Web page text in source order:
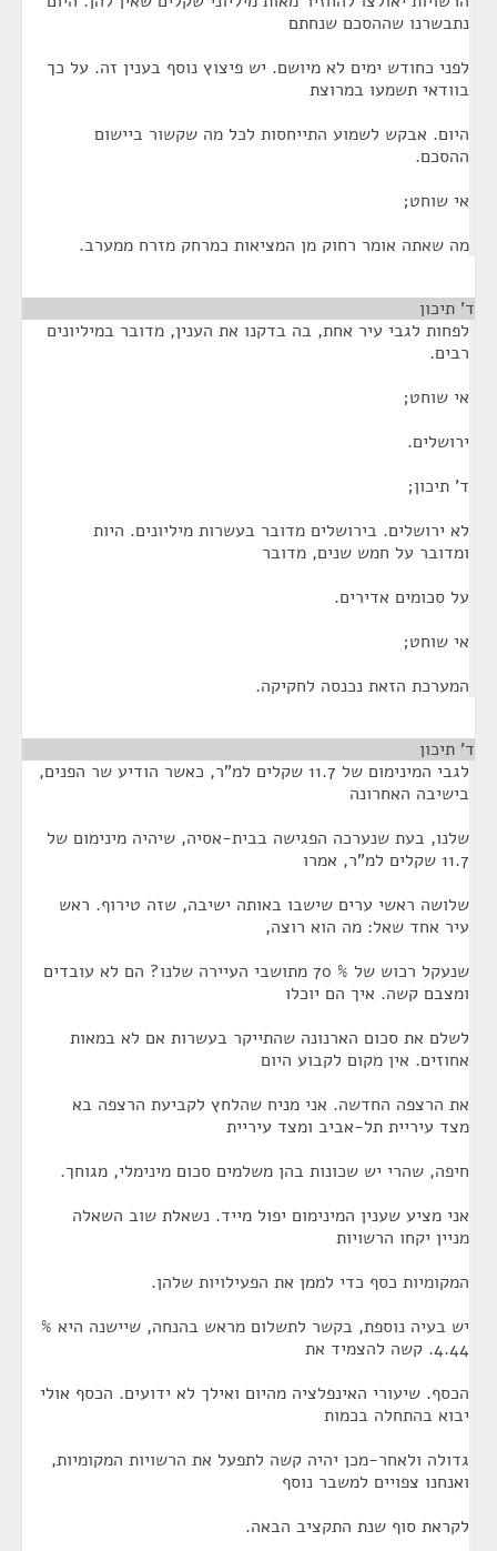
נתבשרנו שההסכם שנחתם
לפני כחודש ימים לא מיושם. יש פיצוץ נוסף בענין זה. על כך
בוודאי תשמעו במרוצת
היום. אבקש לשמוע התייחסות לכל מה שקשור ביישום
ההסכם.
אי שוחט;
מה שאתה אומר רחוק מן המציאות כמרחק מזרח ממערב.
ד' תיכון
לפחות לגבי עיר אחת, בה בדקנו את הענין, מדובר במיליונים
רבים.
אי שוחט;
ירושלים.
ד' תיכון;
לא ירושלים. בירושלים מדובר בעשרות מיליונים. היות
ומדובר על חמש שנים, מדובר
על סכומים אדירים.
אי שוחט;
המערכת הזאת נכנסה לחקיקה.
ד' תיכון
לגבי המינימום של 11.7 שקלים למ"ר, כאשר הודיע שר הפנים,
בישיבה האחרונה
שלנו, בעת שנערכה הפגישה בבית-אסיה, שיהיה מינימום של
11.7 שקלים למ"ר, אמרו
שלושה ראשי ערים שישבו באותה ישיבה, שזה טירוף. ראש
עיר אחד שאל: מה הוא רוצה,
שנעקל רכוש של % 70 מתושבי העיירה שלנו? הם לא עובדים
ומצבם קשה. איך הם יוכלו
לשלם את סכום הארנונה שהתייקר בעשרות אם לא במאות
אחוזים. אין מקום לקבוע היום
את הרצפה החדשה. אני מניח שהלחץ לקביעת הרצפה בא
מצד עיריית תל-אביב ומצד עיריית
חיפה, שהרי יש שכונות בהן משלמים סכום מינימלי, מגוחך.
אני מציע שענין המינימום יפול מייד. נשאלת שוב השאלה
מניין יקחו הרשויות
המקומיות כסף כדי לממן את הפעילויות שלהן.
יש בעיה נוספת, בקשר לתשלום מראש בהנחה, שיישנה היא %
4.44. קשה להצמיד את
הכסף. שיעורי האינפלציה מהיום ואילך לא ידועים. הכסף אולי
יבוא בהתחלה בכמות
גדולה ולאחר-מכן יהיה קשה לתפעל את הרשויות המקומיות,
ואנחנו צפויים למשבר נוסף
לקראת סוף שנת התקציב הבאה.